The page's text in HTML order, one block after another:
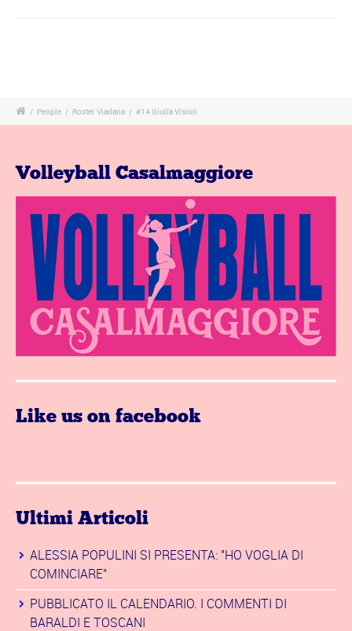
/ People / Roster Viadana / #14 Giulia Visioli
Volleyball Casalmaggiore
Like us on facebook
Ultimi Articoli
ALESSIA POPULINI SI PRESENTA: "HO VOGLIA DI
COMINCIARE"
PUBBLICATO IL CALENDARIO. I COMMENTI DI
BARALDI E TOSCANI